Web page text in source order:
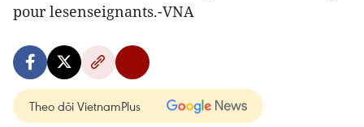
pour lesenseignants.-VNA
Theo dõi VietnamPlus